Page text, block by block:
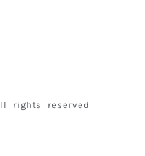
rights reserved